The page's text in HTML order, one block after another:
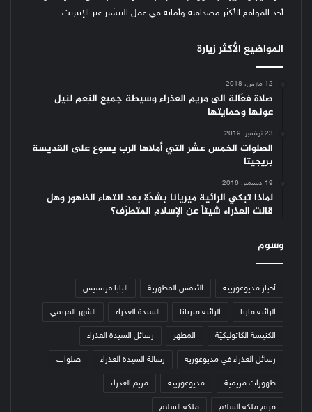
أحد المواقع الأكثر مصداقية وأمانة في عمل التبشير عبر الإنترنت.
المواضيع الأكثر زيارة
12 مارس، 2018
صلاة فعّالة الى مريم العذراء وسيطة جميع النِعم لنيل
عونها وحمايتها
23 نوفمبر، 2019
الصلوات الخمس عشر التي أملاها الرب يسوع على القديسة
بريجيتا
19 ديسمبر، 2016
لماذا تبكي الرائية ميريانا بشدّة بعد انتهاء الظهور وهل
قالت العذراء شيئاً عن الإسلام المتطرّف؟
وسوم
أخبار مديوغورييه الأنفس المطهرية البابا فرنسيس
الرائية ماريا الرائية ميريانا السيدة العذراء الشهر المريمي
الكنيسة الكاثوليكيّة المطهر رسائل السيدة العذراء
رسائل العذراء في مديوغوريه رسالة السيدة العذراء صلوات
ظهورات مريمية مديوغورييه مريم العذراء
مريم ملكة السلام ملكة السلام